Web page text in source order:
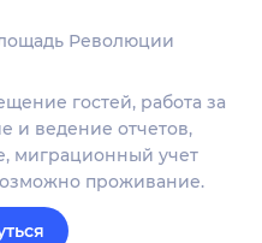
Революции
гостей, работа за
и ведение отчетов,
миграционный учет
проживание.